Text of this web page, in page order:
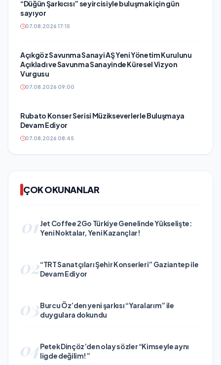
“Düğün Şarkıcısı” seyircisiyle buluşmak için gün
sayıyor
07.08.2026 17:15
Açıkgöz Savunma Sanayi AŞ Yeni Yönetim Kurulunu
Açıkladı ve Savunma Sanayinde Küresel Vizyon
Vurgusu
07.08.2026 09:00
Rubato Konser Serisi Müzikseverlerle Buluşmaya
Devam Ediyor
07.08.2026 08:45
ÇOK OKUNANLAR
01 Jet Coffee 2Go Türkiye Genelinde Yükselişte:
Yeni Noktalar, Yeni Kazançlar!
02“TRT Sanatçıları Şehir Konserleri” Gaziantep ile
Devam Ediyor
03Burcu Öz’den yeni şarkısı “Yaralarım” ile
duygulara dokundu
04Petek Dinçöz’den olay sözler “Kimseyle aynı
ligde değilim!”